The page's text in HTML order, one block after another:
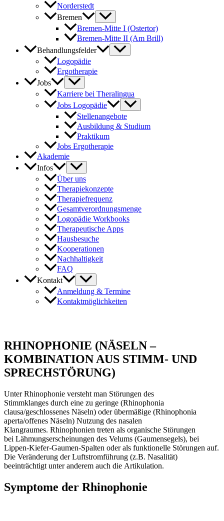
Norderstedt
Bremen
Bremen-Mitte I (Ostertor)
Bremen-Mitte II (Am Brill)
Behandlungsfelder
Logopädie
Ergotherapie
Jobs
Karriere bei Theralingua
Jobs Logopädie
Stellenangebote
Ausbildung & Studium
Praktikum
Jobs Ergotherapie
Akademie
Infos
Über uns
Therapiekonzepte
Therapiefrequenz
Gesamtverordnungsmenge
Logopädie Workbooks
Therapeutische Apps
Hausbesuche
Kooperationen
Nachhaltigkeit
FAQ
Kontakt
Anmeldung & Termine
Kontaktmöglichkeiten
RHINOPHONIE (NÄSELN –
KOMBINATION AUS STIMM- UND
SPRECHSTÖRUNG)
Unter Rhinophonie versteht man Störungen des
Stimmklanges durch eine zu geringe (Rhinophonia
clausa/geschlossenes Näseln) oder übermäßige (Rhinophonia
aperta/offenes Näseln) Nutzung des nasalen
Klangraumes. Rhinophonien treten als organische Störungen
bei Lähmungserscheinungen des Velums (Gaumensegels), bei
Lippen-Kiefer-Gaumen-Spalten oder als funktionelle Störungen auf.
Die Veränderung der Luftstromführung (z.B. Nasalität)
beeinträchtigt unter anderem auch die Artikulation.
Symptome der Rhinophonie